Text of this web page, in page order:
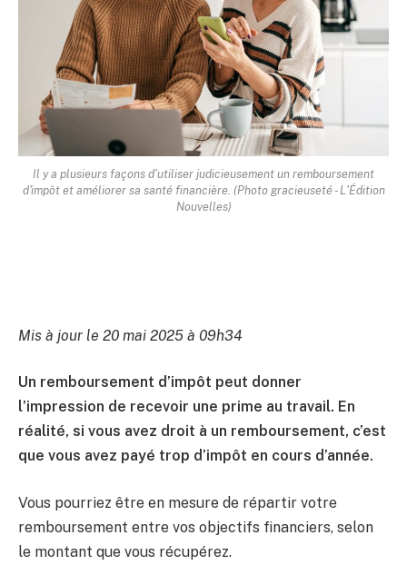
Il y a plusieurs façons d'utiliser judicieusement un remboursement
d'impôt et améliorer sa santé financière. (Photo gracieuseté - L'Édition
Nouvelles)
Mis à jour le 20 mai 2025 à 09h34
Un remboursement d’impôt peut donner
l’impression de recevoir une prime au travail. En
réalité, si vous avez droit à un remboursement, c’est
que vous avez payé trop d’impôt en cours d’année.
Vous pourriez être en mesure de répartir votre
remboursement entre vos objectifs financiers, selon
le montant que vous récupérez.